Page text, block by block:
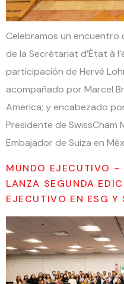
Celebramos un encuentro
de la Secrétariat d’État à
participación de Hervé
acompañado por Marcel
America; y encabezado
Presidente de SwissCham
Embajador de Suiza en
MUNDO EJECUTIVO
LANZA SEGUNDA
EJECUTIVO EN ESG Y